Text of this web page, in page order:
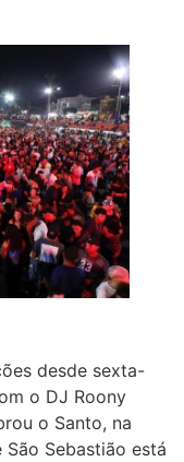
desde sexta-
o DJ Roony
o Santo, na
São Sebastião está